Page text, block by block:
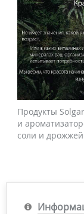
Продукты
и
соли и